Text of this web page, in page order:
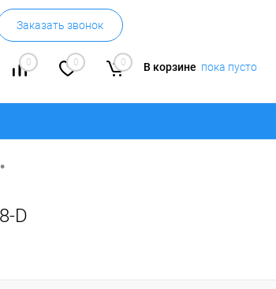
Заказать звонок
0 0 0 В корзине пока пусто
•
D